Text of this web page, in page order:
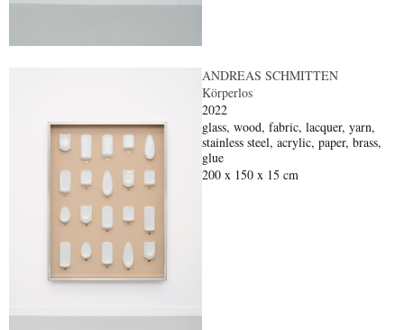
ANDREAS SCHMITTEN
Körperlos
2022
glass, wood, fabric, lacquer, yarn,
stainless steel, acrylic, paper, brass,
glue
200 x 150 x 15 cm